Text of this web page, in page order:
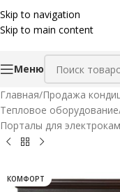
Skip to navigation
Skip to main content
Меню
Главная/Продажа
Тепловое оборудование
Порталы для
КОМФОРТ